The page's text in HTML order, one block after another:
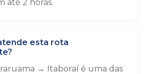
até 2 horas.
esta rota
→ Itaboraí é uma das